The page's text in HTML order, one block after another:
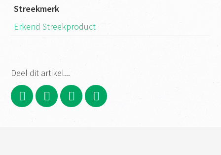
Streekmerk
Erkend Streekproduct
Deel dit artikel...